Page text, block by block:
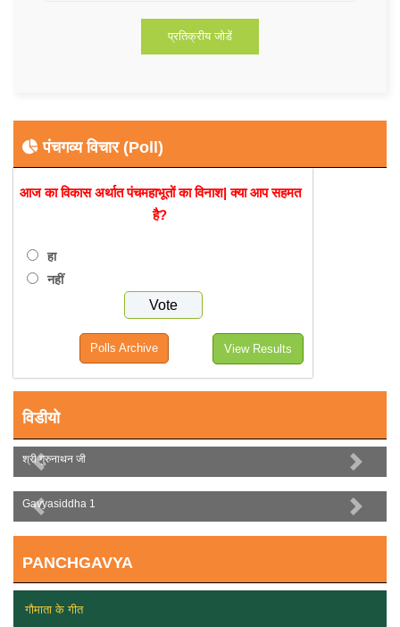
पंचगव्य विचार (Poll)
आज का विकास अर्थात पंचमहाभूतों का विनाश| क्या आप सहमत
है?
हा
नहीं
View Results
Polls Archive
विडीयो
श्री गुरुनाथन जी
Previous
Gavyasiddha 1
Previous
PANCHGAVYA
गौमाता के गीत